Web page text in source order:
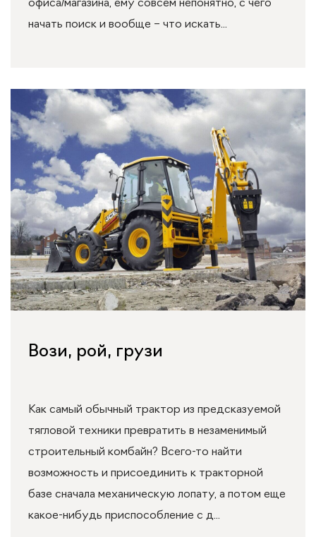
офиса/магазина, ему совсем непонятно, с чего
начать поиск и вообще – что искать...
Вози, рой, грузи
Как самый обычный трактор из предсказуемой
тягловой техники превратить в незаменимый
строительный комбайн? Всего-то найти
возможность и присоединить к тракторной
базе сначала механическую лопату, а потом еще
какое-нибудь приспособление с д...